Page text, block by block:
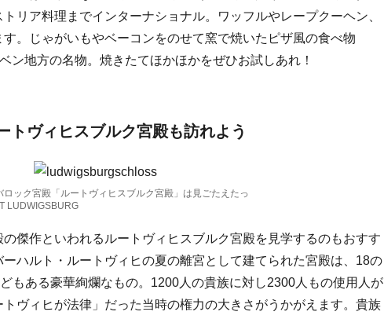
リア料理までインターナショナル。ワッフルやレープクーヘン、
。じゃがいもやベーコンをのせて窯で焼いたピザ風の食べ物
ン地方の名物。焼きたてほかほかをぜひお試しあれ！
トヴィヒスブルク宮殿も訪れよう
ロック宮殿「ルートヴィヒスブルク宮殿」は見ごたえたっ
LUDWIGSBURG
傑作といわれるルートヴィヒスブルク宮殿を見学するのもおすす
ハルト・ルートヴィヒの夏の離宮として建てられた宮殿は、18の
もある豪華絢爛なもの。1200人の貴族に対し2300人もの使用人が
ヴィヒが法律」だった当時の権力の大きさがうかがえます。貴族